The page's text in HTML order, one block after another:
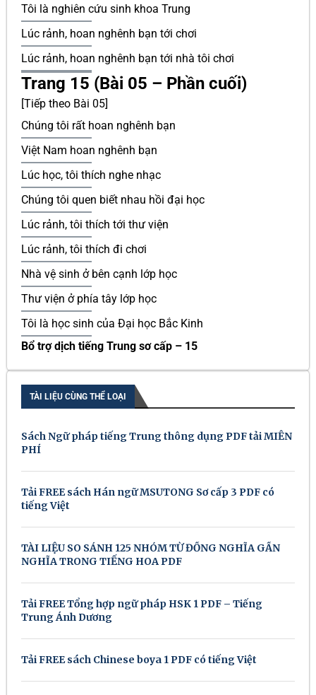
Tôi là nghiên cứu sinh khoa Trung
Lúc rảnh, hoan nghênh bạn tới chơi
Lúc rảnh, hoan nghênh bạn tới nhà tôi chơi
Trang 15 (Bài 05 – Phần cuối)
[Tiếp theo Bài 05]
Chúng tôi rất hoan nghênh bạn
Việt Nam hoan nghênh bạn
Lúc học, tôi thích nghe nhạc
Chúng tôi quen biết nhau hồi đại học
Lúc rảnh, tôi thích tới thư viện
Lúc rảnh, tôi thích đi chơi
Nhà vệ sinh ở bên cạnh lớp học
Thư viện ở phía tây lớp học
Tôi là học sinh của Đại học Bắc Kinh
Bổ trợ dịch tiếng Trung sơ cấp – 15
TÀI LIỆU CÙNG THỂ LOẠI
Sách Ngữ pháp tiếng Trung thông dụng PDF tải MIỄN
PHÍ
Tải FREE sách Hán ngữ MSUTONG Sơ cấp 3 PDF có
tiếng Việt
TÀI LIỆU SO SÁNH 125 NHÓM TỪ ĐỒNG NGHĨA GẦN
NGHĨA TRONG TIẾNG HOA PDF
Tải FREE Tổng hợp ngữ pháp HSK 1 PDF – Tiếng
Trung Ánh Dương
Tải FREE sách Chinese boya 1 PDF có tiếng Việt